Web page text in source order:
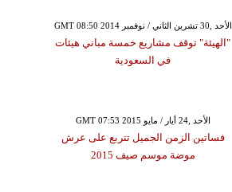
GMT 08:50 2014 الأحد ,30 تشرين الثاني / نوفمبر
"الهيئة" توقف مشاريع خمسة مباني هيئات
في السعودية
GMT 07:53 2015 الأحد ,24 أيار / مايو
فساتين الزمن الجميل تتربع على عرش
موضة موسم صيف 2015